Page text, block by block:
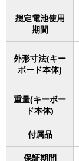
想定電池使用
期間
外形寸法(キー
ボード本体)
重量(キーボー
ド本体)
付属品
保証期間